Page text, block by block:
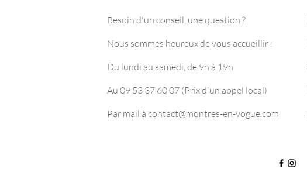
Besoin d'un conseil, une question ?
Nous sommes heureux de vous accueillir :
Du lundi au samedi, de 9h à 19h
Au 09 53 37 60 07 (Prix d'un appel local)
Par mail à contact@montres-en-vogue.com